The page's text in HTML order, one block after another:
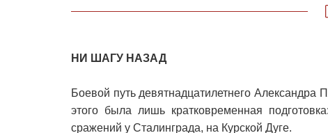
НИ ШАГУ НАЗАД
Боевой путь девятнадцатилетнего
этого была лишь кратковременная
сражений у Сталинграда, на Курской Дуге.